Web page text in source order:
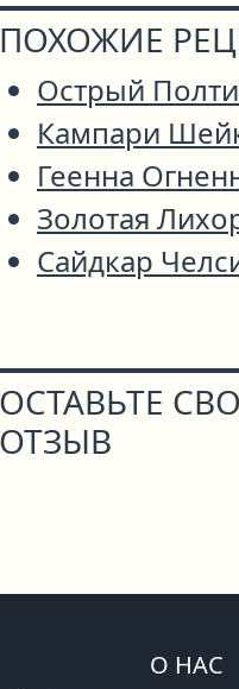
ПОХОЖИЕ
Острый
Кампари
Геенна
Золотая
Сайдкар
ОСТАВЬТЕ
ОТЗЫВ
О НАС